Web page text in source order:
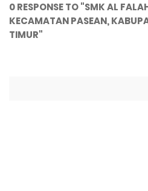
0 RESPONSE TO "SMK AL
KECAMATAN PASEAN,
TIMUR"